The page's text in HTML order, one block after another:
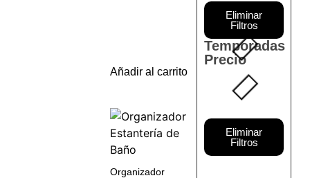
Añadir al carrito
Machine 4 In1
35.000
Añadir al
Organizador
Eliminar
Filtros
Temporadas
Precio
Eliminar
Filtros